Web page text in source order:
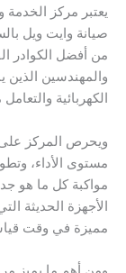
يعتبر مركز الخدمة
صيانة وايت ويل
من أفضل الكوادر
والمهندسين الذين
الكهربائية
ويحرص المركز
مستوى الأداء،
مواكبة كل ما هو
الأجهزة الحديثة
مميزة في وقت